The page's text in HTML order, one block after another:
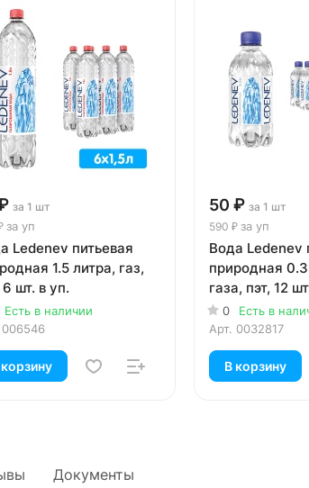
за 1 шт
за уп
Ledenev питьевая
1.5 литра, газ,
6 шт. в уп.
Есть в наличии
006546
50 ₽ за 1 шт
590 ₽ за уп
Вода Ledenev
природная
газа, пэт, 12
0
Есть в
Арт. 0032817
В корзину
Документы